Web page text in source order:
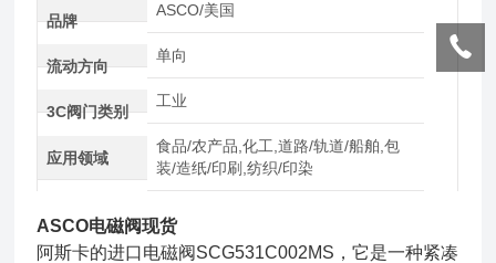
品牌
ASCO/美国
流动方向
单向
3C阀门类别
工业
应用领域
食品/农产品,化工,道路/轨道/船舶,包
装/造纸/印刷,纺织/印染
ASCO电磁阀现货
阿斯卡的进口电磁阀SCG531C002MS，它是一种紧凑